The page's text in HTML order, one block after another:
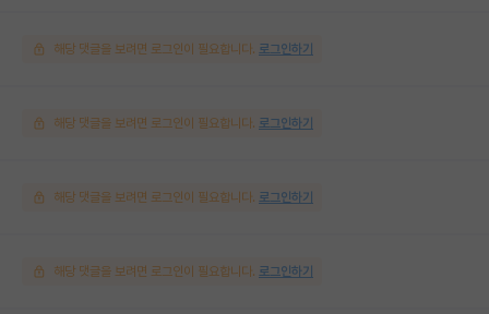
해당 댓글을 보려면 로그인이 필요합니다. 로그인하기
해당 댓글을 보려면 로그인이 필요합니다. 로그인하기
해당 댓글을 보려면 로그인이 필요합니다. 로그인하기
해당 댓글을 보려면 로그인이 필요합니다. 로그인하기